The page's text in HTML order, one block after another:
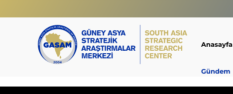
Anasayfa
Gündem